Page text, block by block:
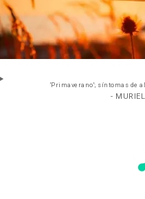
'Primaverano'; síntomas de
-